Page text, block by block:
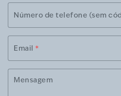
Número de telefone (sem
Email *
Mensagem